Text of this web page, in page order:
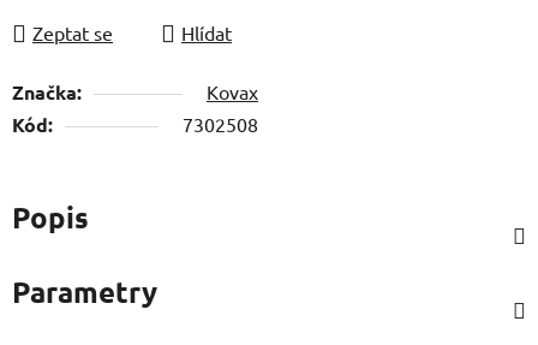
Zeptat se Hlídat
Značka: Kovax
Kód: 7302508
Popis
Parametry